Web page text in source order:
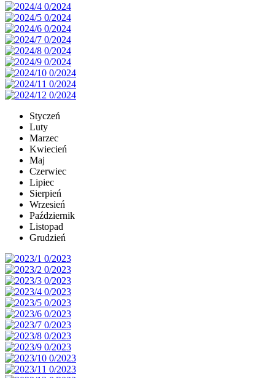
Styczeń
Luty
Marzec
Kwiecień
Maj
Czerwiec
Lipiec
Sierpień
Wrzesień
Październik
Listopad
Grudzień